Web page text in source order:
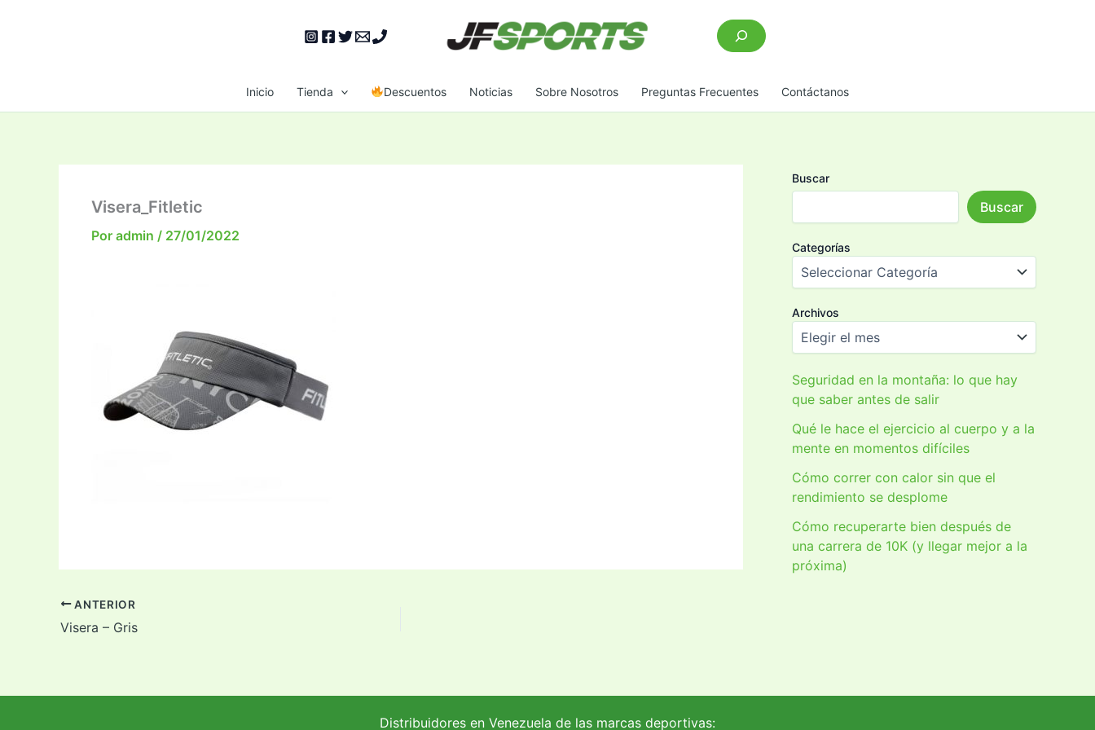
Buscar
Inicio Tienda Descuentos Noticias Sobre Nosotros Preguntas Frecuentes Contáctanos
Visera_Fitletic
Por admin / 27/01/2022
ANTERIOR
Visera – Gris
Buscar
Buscar
Categorías
Archivos
Seguridad en la montaña: lo que hay
que saber antes de salir
Qué le hace el ejercicio al cuerpo y a la
mente en momentos difíciles
Cómo correr con calor sin que el
rendimiento se desplome
Cómo recuperarte bien después de
una carrera de 10K (y llegar mejor a la
próxima)
Distribuidores en Venezuela de las marcas deportivas: